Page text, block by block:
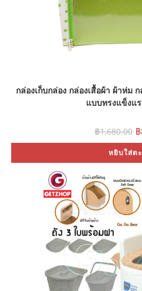
กล่องเก็บกล่อง กล่องเสื้อผ้า ผ้าห่ม
แบบทรงแข็งแ
฿1,680.00
฿
฿
หยิบใส่ต